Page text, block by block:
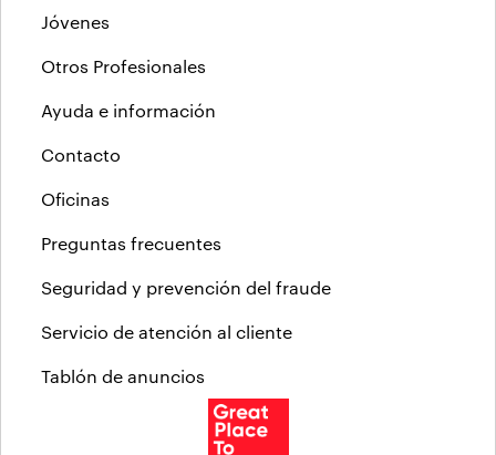
Jóvenes
Otros Profesionales
Ayuda e información
Contacto
Oficinas
Preguntas frecuentes
Seguridad y prevención del fraude
Servicio de atención al cliente
Tablón de anuncios